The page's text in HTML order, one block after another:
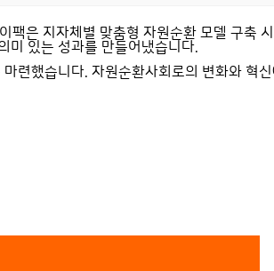
은 지자체별 맞춤형 자원순환 모델 구축
미 있는 성과를 만들어냈습니다.
련했습니다. 자원순환사회로의 변화와 혁